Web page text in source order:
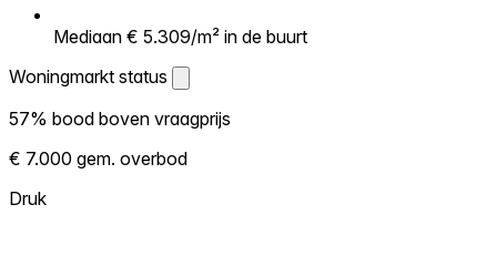
Mediaan € 5.309/m² in de buurt
Woningmarkt status
Woningmarkt status
Laat zien hoe competitief de markt hier is.
Hoe meer woningen boven vraagprijs
verkopen, hoe heter. Heet? Verwacht
57% bood boven vraagprijs
€ 7.000 gem. overbod
Druk